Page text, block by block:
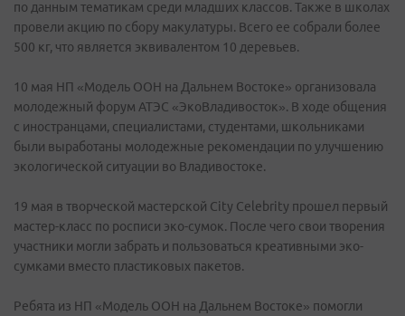
по данным тематикам среди младших классов. Также в школах
провели акцию по сбору макулатуры. Всего ее собрали более
500 кг, что является эквивалентом 10 деревьев.
10 мая НП «Модель ООН на Дальнем Востоке» организовала
молодежный форум АТЭС «ЭкоВладивосток». В ходе общения
с иностранцами, специалистами, студентами, школьниками
были выработаны молодежные рекомендации по улучшению
экологической ситуации во Владивостоке.
19 мая в творческой мастерской City Celebrity прошел первый
мастер-класс по росписи эко-сумок. После чего свои творения
участники могли забрать и пользоваться креативными эко-
сумками вместо пластиковых пакетов.
Ребята из НП «Модель ООН на Дальнем Востоке» помогли